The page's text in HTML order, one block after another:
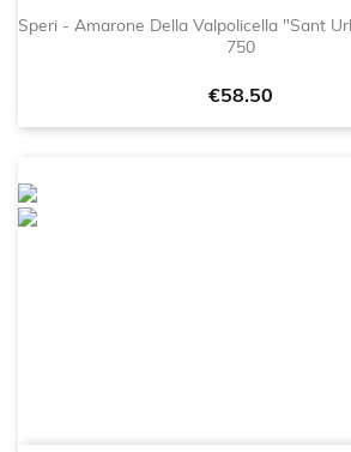
Speri - Amarone Della Valpolicella "Sant
750
Price
€58.50